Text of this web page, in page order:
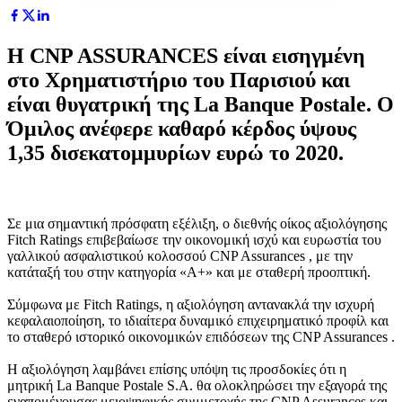
Η CNP ASSURANCES είναι εισηγμένη
στο Χρηματιστήριο του Παρισιού και
είναι θυγατρική της La Banque Postale. Ο
Όμιλος ανέφερε καθαρό κέρδος ύψους
1,35 δισεκατομμυρίων ευρώ το 2020.
Σε μια σημαντική πρόσφατη εξέλιξη, ο διεθνής οίκος αξιολόγησης
Fitch Ratings επιβεβαίωσε την οικονομική ισχύ και ευρωστία του
γαλλικού ασφαλιστικού κολοσσού CNP Assurances , με την
κατάταξή του στην κατηγορία «Α+» και με σταθερή προοπτική.
Σύμφωνα με Fitch Ratings, η αξιολόγηση αντανακλά την ισχυρή
κεφαλαιοποίηση, το ιδιαίτερα δυναμικό επιχειρηματικό προφίλ και
το σταθερό ιστορικό οικονομικών επιδόσεων της CNP Assurances .
Η αξιολόγηση λαμβάνει επίσης υπόψη τις προσδοκίες ότι η
μητρική La Banque Postale S.A. θα ολοκληρώσει την εξαγορά της